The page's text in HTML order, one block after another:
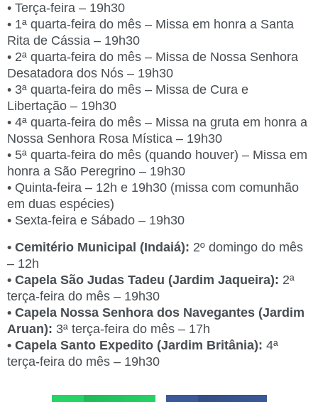
• Terça-feira – 19h30
• 1ª quarta-feira do mês – Missa em honra a Santa
Rita de Cássia – 19h30
• 2ª quarta-feira do mês – Missa de Nossa Senhora
Desatadora dos Nós – 19h30
• 3ª quarta-feira do mês – Missa de Cura e
Libertação – 19h30
• 4ª quarta-feira do mês – Missa na gruta em honra a
Nossa Senhora Rosa Mística – 19h30
• 5ª quarta-feira do mês (quando houver) – Missa em
honra a São Peregrino – 19h30
• Quinta-feira – 12h e 19h30 (missa com comunhão
em duas espécies)
• Sexta-feira e Sábado – 19h30
• Cemitério Municipal (Indaiá): 2º domingo do mês
– 12h
• Capela São Judas Tadeu (Jardim Jaqueira): 2ª
terça-feira do mês – 19h30
• Capela Nossa Senhora dos Navegantes (Jardim
Aruan): 3ª terça-feira do mês – 17h
• Capela Santo Expedito (Jardim Britânia): 4ª
terça-feira do mês – 19h30